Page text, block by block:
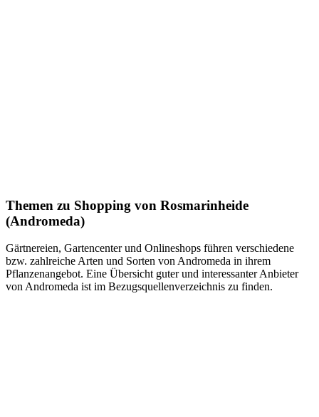
Themen zu Shopping von Rosmarinheide
(Andromeda)
Gärtnereien, Gartencenter und Onlineshops führen verschiedene
bzw. zahlreiche Arten und Sorten von Andromeda in ihrem
Pflanzenangebot. Eine Übersicht guter und interessanter Anbieter
von Andromeda ist im Bezugsquellenverzeichnis zu finden.